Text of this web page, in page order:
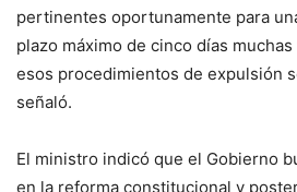
pertinentes oportunamente para
plazo máximo de cinco días
esos procedimientos de expulsión
señaló.
El ministro indicó que el Gobierno
en la reforma constitucional y